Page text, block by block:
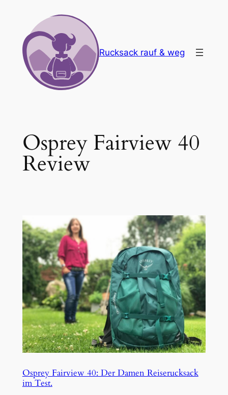
springen
Rucksack rauf & weg
Osprey Fairview 40
Review
Osprey Fairview 40: Der Damen Reiserucksack
im Test.